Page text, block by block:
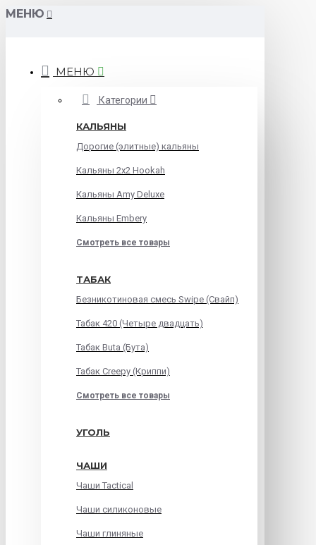
МЕНЮ
МЕНЮ
Категории
КАЛЬЯНЫ
Дорогие (элитные) кальяны
Кальяны 2х2 Hookah
Кальяны Amy Deluxe
Кальяны Embery
Смотреть все товары
ТАБАК
Безникотиновая смесь Swipe (Свайп)
Табак 420 (Четыре двадцать)
Табак Buta (Бута)
Табак Creepy (Криппи)
Смотреть все товары
УГОЛЬ
ЧАШИ
Чаши Tactical
Чаши силиконовые
Чаши глиняные